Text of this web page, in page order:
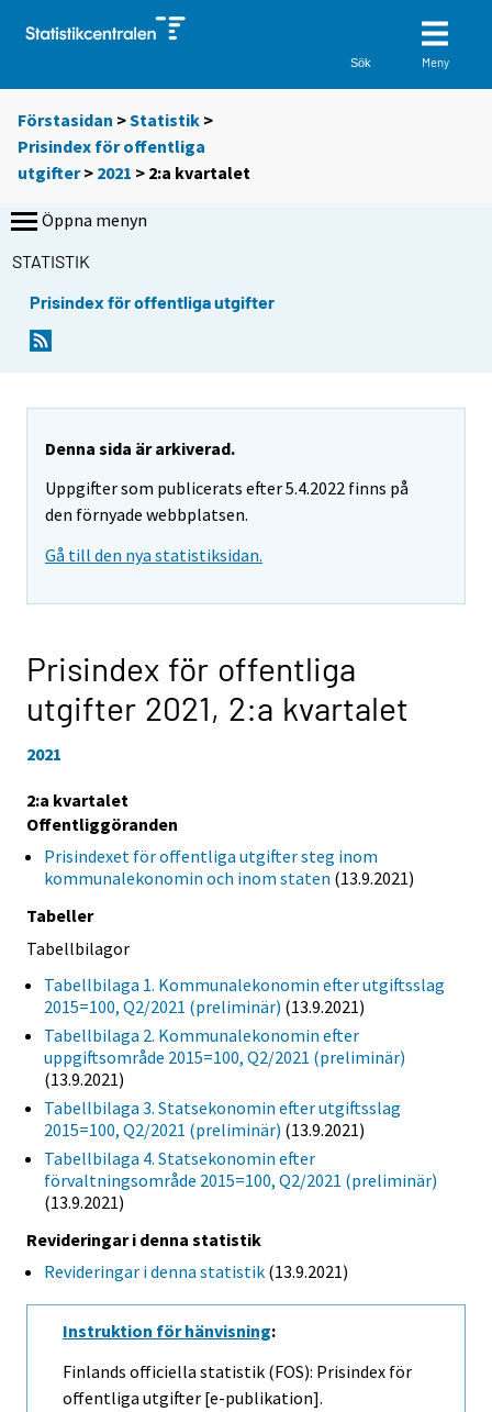
Sök Meny
Förstasidan >Statistik >
Prisindex för offentliga
utgifter> 2021 > 2:a kvartalet
Öppna menyn
STATISTIK
Prisindex för offentliga utgifter
Denna sida är arkiverad.
Uppgifter som publicerats efter 5.4.2022 finns på
den förnyade webbplatsen.
Gå till den nya statistiksidan.
Prisindex för offentliga
utgifter 2021, 2:a kvartalet
2021
2:a kvartalet
Offentliggöranden
Prisindexet för offentliga utgifter steg inom
kommunalekonomin och inom staten (13.9.2021)
Tabeller
Tabellbilagor
Tabellbilaga 1. Kommunalekonomin efter utgiftsslag
2015=100, Q2/2021 (preliminär) (13.9.2021)
Tabellbilaga 2. Kommunalekonomin efter
uppgiftsområde 2015=100, Q2/2021 (preliminär)
(13.9.2021)
Tabellbilaga 3. Statsekonomin efter utgiftsslag
2015=100, Q2/2021 (preliminär) (13.9.2021)
Tabellbilaga 4. Statsekonomin efter
förvaltningsområde 2015=100, Q2/2021 (preliminär)
(13.9.2021)
Revideringar i denna statistik
Revideringar i denna statistik (13.9.2021)
Instruktion för hänvisning:
Finlands officiella statistik (FOS): Prisindex för
offentliga utgifter [e-publikation].